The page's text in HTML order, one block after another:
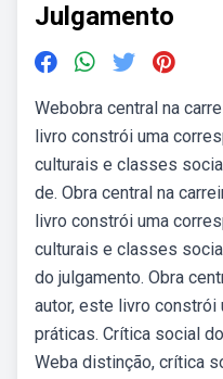
Julgamento
Webobra central na
livro constrói uma
culturais e classes
de. Obra central na
livro constrói uma
culturais e classes
do julgamento. Obra
autor, este livro constrói
práticas. Crítica social
Weba distinção, crítica